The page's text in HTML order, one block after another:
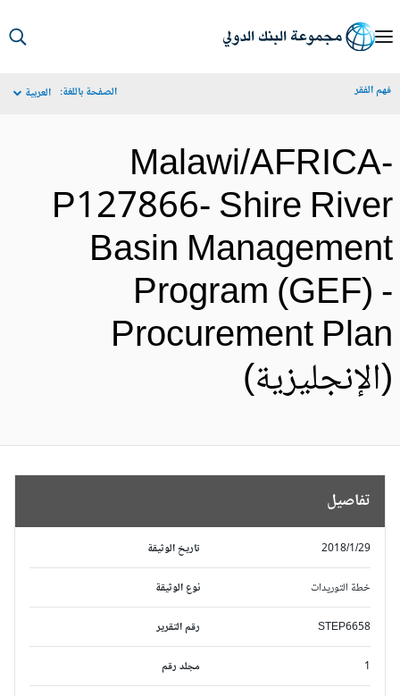
الفقر الصفحة باللغة: العربية
Malawi/
P127866- Shire
Basin
Program (GEF)
Procurement
تفاصيل
تاريخ الوثيقة 2018/1/29
نوع الوثيقة خطة التوريدات
رقم التقرير STEP6658
مجلد رقم